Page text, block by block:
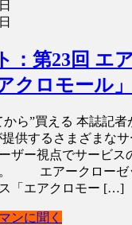
：第23回 エ
クロモール」
ら”買える 本誌記者
供するさまざまな
ザー視点でサービス
。 エアークローゼ
「エアクロモー […]
ンに聞く